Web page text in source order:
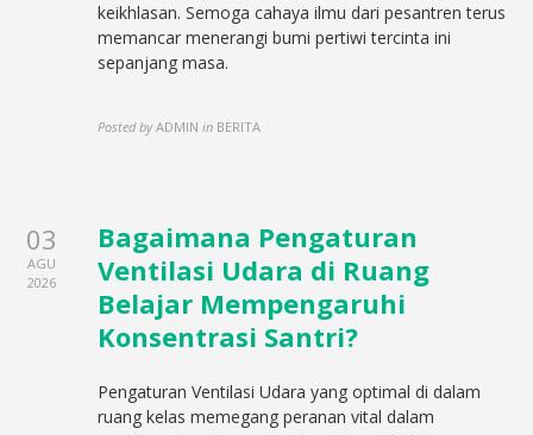
keikhlasan. Semoga cahaya ilmu dari pesantren terus
memancar menerangi bumi pertiwi tercinta ini
sepanjang masa.
Posted by ADMIN in BERITA
03
AGU
2026
Bagaimana Pengaturan
Ventilasi Udara di Ruang
Belajar Mempengaruhi
Konsentrasi Santri?
Pengaturan Ventilasi Udara yang optimal di dalam
ruang kelas memegang peranan vital dalam